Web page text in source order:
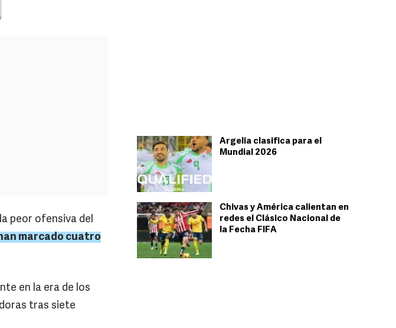
Argelia clasifica para el
Mundial 2026
Chivas y América calientan en
redes el Clásico Nacional de
la Fecha FIFA
peor ofensiva del
marcado cuatro
en la era de los
tras siete